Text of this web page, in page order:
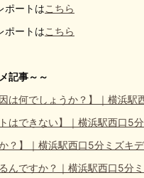
ポートはこちら
ポートはこちら
記事～～
は何でしょうか？】｜横浜
はできない】｜横浜駅西口5
？】｜横浜駅西口5分ミズキ
んですか？｜横浜駅西口5分